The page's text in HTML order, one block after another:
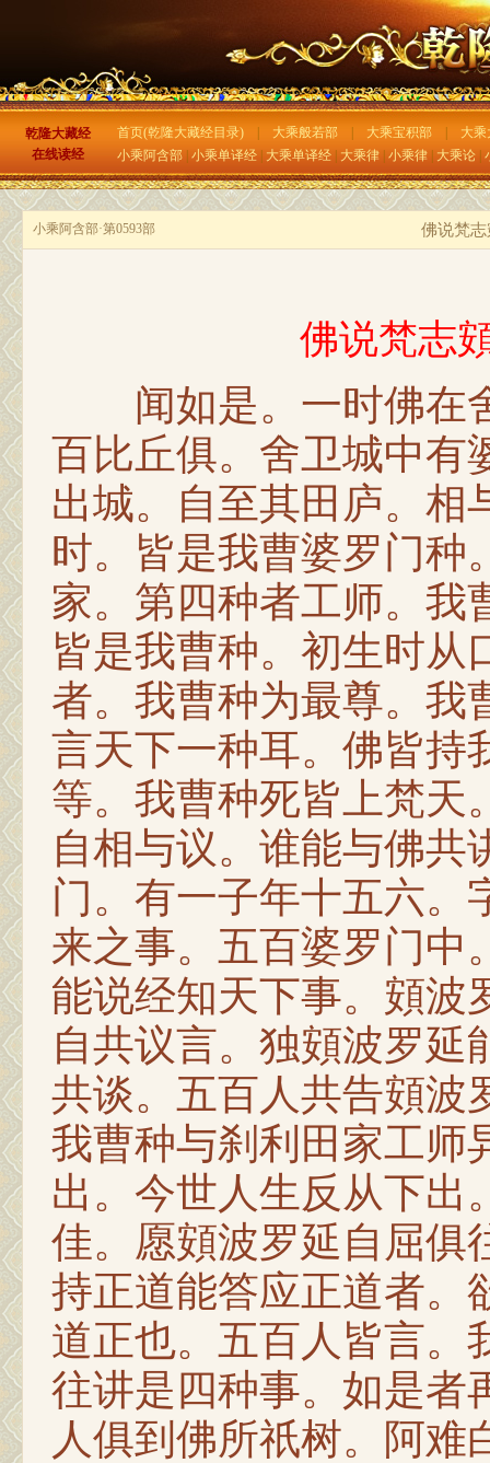
乾隆大藏经
在线读经
首页(乾隆大藏经目录) 大乘般若部 大乘宝积部
大乘
小乘阿含部 小乘单译经 大乘单译经 大乘律 小乘律 大乘论
小乘阿含部·第0593部 佛说梵
佛说梵志
闻如是。一时佛在
百比丘俱。舍卫城中有
出城。自至其田庐。相
时。皆是我曹婆罗门种
家。第四种者工师。我
皆是我曹种。初生时从
者。我曹种为最尊。我
言天下一种耳。佛皆持
等。我曹种死皆上梵天
自相与议。谁能与佛共
门。有一子年十五六。
来之事。五百婆罗门中
能说经知天下事。頞波
自共议言。独頞波罗延
共谈。五百人共告頞波
我曹种与刹利田家工师
出。今世人生反从下出
佳。愿頞波罗延自屈俱
持正道能答应正道者。
道正也。五百人皆言。
往讲是四种事。如是者
人俱到佛所祇树。阿难